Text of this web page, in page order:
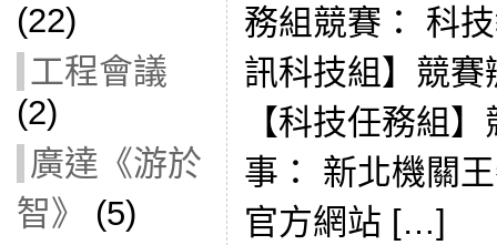
(22)
工程會議
(2)
廣達《游於
智》
(5)
務組競賽： 科
訊科技組】競
【科技任務組
事： 新北機關
官方網站 […]